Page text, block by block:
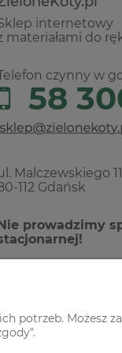
internetowy
materiałami do
czynny w
58
Malczewskiego
112 Gdańsk
prowadzimy
potrzeb. Możesz